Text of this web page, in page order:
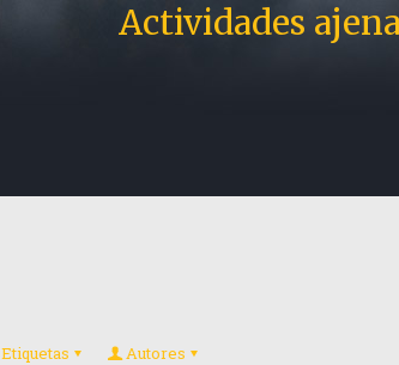
Actividades
Etiquetas Autores